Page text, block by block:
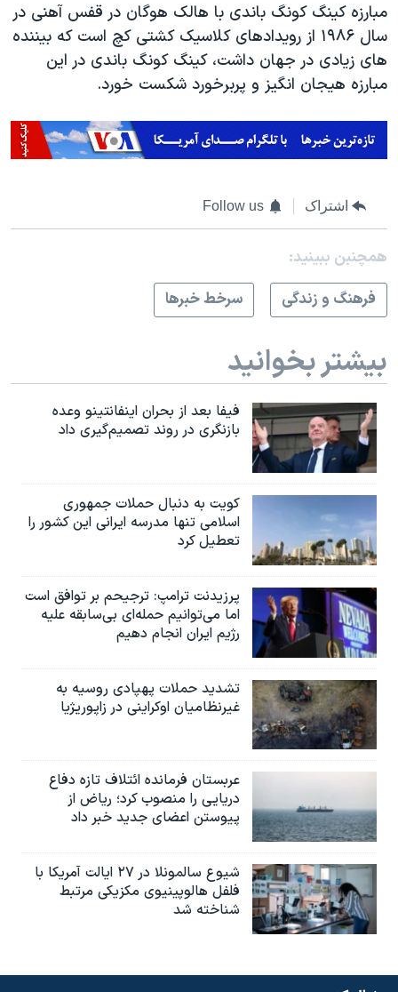
مبارزه کینگ کونگ باندی با هالک هوگان در قفس آهنی در
سال ۱۹۸۶ از رویدادهای کلاسیک کشتی کچ است که بیننده
های زیادی در جهان داشت، کینگ کونگ باندی در این
مبارزه هیجان انگیز و پربرخورد شکست خورد.
اشتراک Follow us
همچنبن ببینید:
فرهنگ و زندگی
سرخط خبرها
بیشتر بخوانید
فیفا بعد از بحران اینفانتینو وعده
بازنگری در روند تصمیم‌گیری داد
کویت به دنبال حملات جمهوری
اسلامی تنها مدرسه ایرانی این کشور را
تعطیل کرد
پرزیدنت ترامپ: ترجیحم بر توافق است
اما می‌توانیم حمله‌ای بی‌سابقه علیه
رژیم ایران انجام دهیم
تشدید حملات پهپادی روسیه به
غیرنظامیان اوکراینی در زاپوریژیا
عربستان فرمانده ائتلاف تازه دفاع
دریایی را منصوب کرد؛ ریاض از
پیوستن اعضای جدید خبر داد
شیوع سالمونلا در ۲۷ ایالت آمریکا با
فلفل هالوپینیوی مکزیکی مرتبط
شناخته شد